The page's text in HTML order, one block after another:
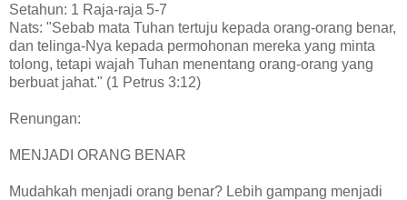
Setahun: 1 Raja-raja 5-7
Nats: "Sebab mata Tuhan tertuju kepada orang-orang benar,
dan telinga-Nya kepada permohonan mereka yang minta
tolong, tetapi wajah Tuhan menentang orang-orang yang
berbuat jahat." (1 Petrus 3:12)
Renungan:
MENJADI ORANG BENAR
Mudahkah menjadi orang benar? Lebih gampang menjadi